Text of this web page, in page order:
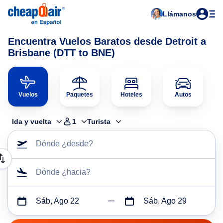
Llámanos
Encuentra Vuelos Baratos desde Detroit a
Brisbane (DTT to BNE)
Vuelos Paquetes Hoteles Autos
Ida y vuelta 1 Turista
Dónde ¿desde?
Dónde ¿hacia?
Sáb, Ago 22 Sáb, Ago 29